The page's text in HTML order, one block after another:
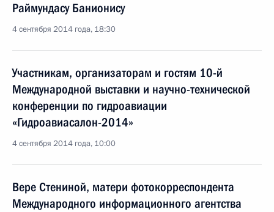
Раймундасу Банионису
4 сентября 2014 года, 18:30
Участникам, организаторам и гостям 10-й
Международной выставки и научно-технической
конференции по гидроавиации
«Гидроавиасалон-2014»
4 сентября 2014 года, 10:00
Вере Стениной, матери фотокорреспондента
Международного информационного агентства